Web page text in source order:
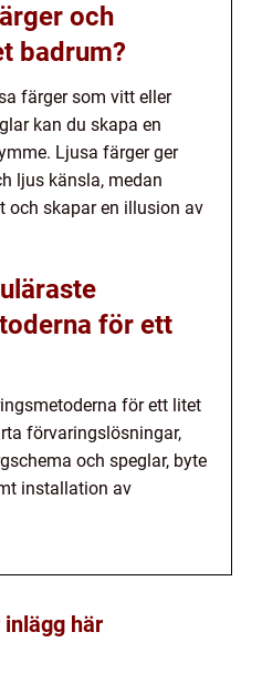
och
badrum?
färger som vitt eller
kan du skapa en
Ljusa färger ger
ljus känsla, medan
och skapar en illusion av
för ett
för ett litet
förvaringslösningar,
och speglar, byte
installation av
här